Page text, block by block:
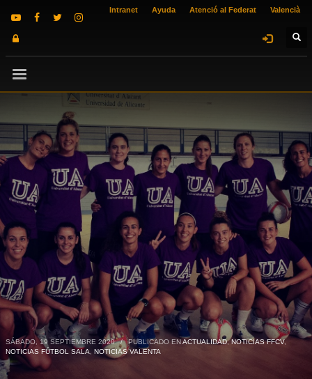
Intranet Ayuda Atenció al Federat Valencià
SÁBADO, 19 SEPTIEMBRE 2020 / PUBLICADO ENACTUALIDAD,NOTICIAS FFCV,
NOTICIAS FÚTBOL SALA, NOTICIAS VALENTA